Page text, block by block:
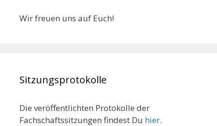
Wir freuen uns auf Euch!
Sitzungsprotokolle
Die veröffentlichten Protokolle der
Fachschaftssitzungen findest Du hier.